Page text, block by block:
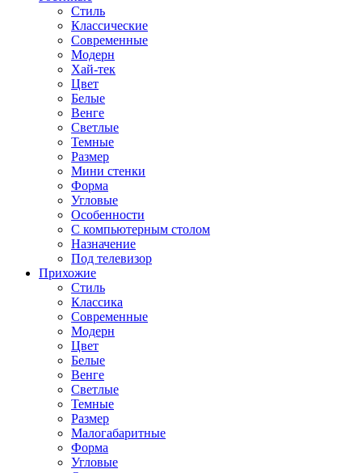
Стиль
Классические
Современные
Модерн
Хай-тек
Цвет
Белые
Венге
Светлые
Темные
Размер
Мини стенки
Форма
Угловые
Особенности
С компьютерным столом
Назначение
Под телевизор
Прихожие
Стиль
Классика
Современные
Модерн
Цвет
Белые
Венге
Светлые
Темные
Размер
Малогабаритные
Форма
Угловые